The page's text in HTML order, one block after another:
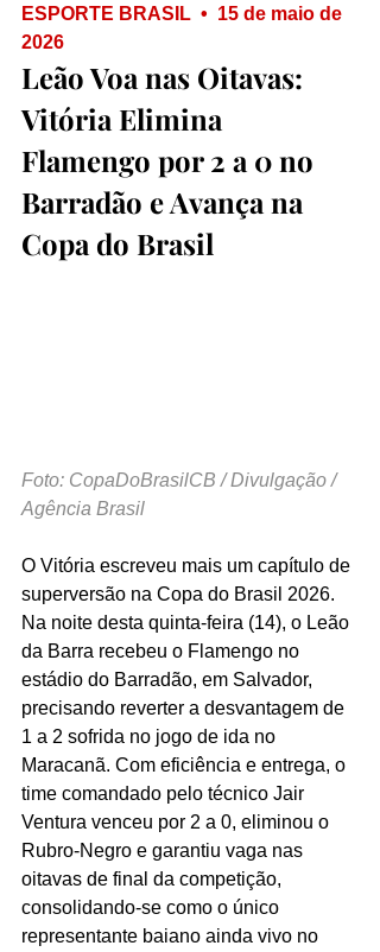
ESPORTE BRASIL  •  15 de maio de
2026
Leão Voa nas Oitavas:
Vitória Elimina
Flamengo por 2 a 0 no
Barradão e Avança na
Copa do Brasil
Foto: CopaDoBrasilCB / Divulgação /
Agência Brasil
O Vitória escreveu mais um capítulo de
superversão na Copa do Brasil 2026.
Na noite desta quinta-feira (14), o Leão
da Barra recebeu o Flamengo no
estádio do Barradão, em Salvador,
precisando reverter a desvantagem de
1 a 2 sofrida no jogo de ida no
Maracanã. Com eficiência e entrega, o
time comandado pelo técnico Jair
Ventura venceu por 2 a 0, eliminou o
Rubro-Negro e garantiu vaga nas
oitavas de final da competição,
consolidando-se como o único
representante baiano ainda vivo no